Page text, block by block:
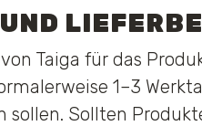
Taiga für das
1–3
sollen. Sollten